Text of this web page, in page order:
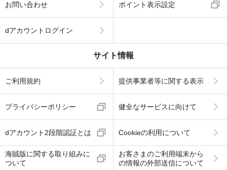
お問い合わせ ポイント表示設定
dアカウントログイン
サイト情報
ご利用規約 提供事業者等に関する表示
プライバシーポリシー 健全なサービスに向けて
dアカウント2段階認証とは Cookieの利用について
海賊版に関する取り組みに
ついて
お客さまのご利用端末から
の情報の外部送信について